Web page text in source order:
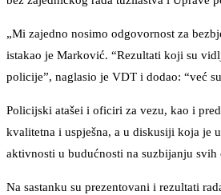
„Mi zajedno nosimo odgovornost za
istakao je Marković. “Rezultati koji su
policije”, naglasio je VDT i dodao: “već
Policijski atašei i oficiri za vezu, kao i
kvalitetna i uspješna, a u diskusiji koja je
aktivnosti u budućnosti na suzbijanju
Na sastanku su prezentovani i rezultati